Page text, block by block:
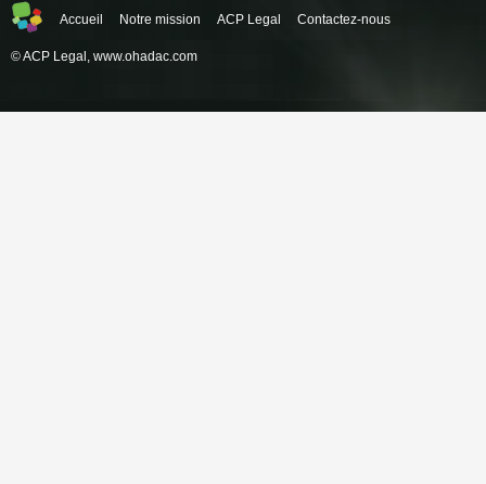
Accueil Notre mission ACP Legal Contactez-nous
© ACP Legal, www.ohadac.com